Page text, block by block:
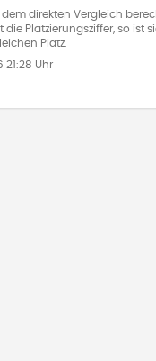
direkten Vergleich
die Platzierungsziffer, so ist
Platz.
21:28 Uhr